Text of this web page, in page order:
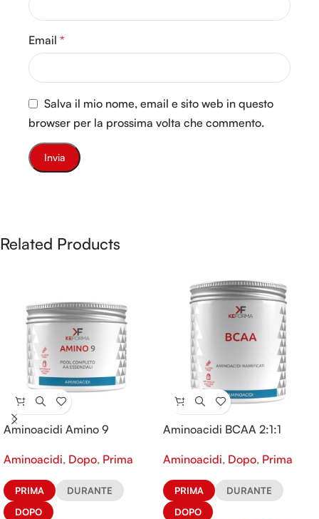
Email *
Salva il mio nome, email e sito web in questo
browser per la prossima volta che commento.
Related Products
Aminoacidi Amino 9
Aminoacidi, Dopo, Prima
PRIMA
DURANTE
DOPO
Aminoacidi BCAA 2:1:1
Aminoacidi, Dopo, Prima
PRIMA
DURANTE
DOPO